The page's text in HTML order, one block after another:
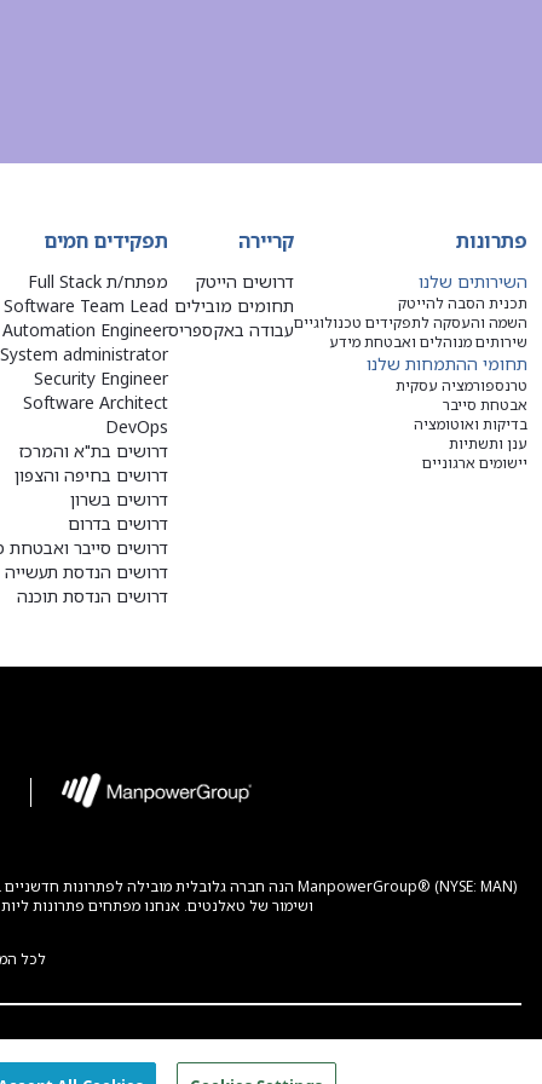
פתרונות
השירותים שלנו
תכנית הסבה להייטק
השמה והעסקה לתפקידים טכנולוגיים
שירותים מנוהלים ואבטחת מידע
תחומי ההתמחות שלנו
טרנספורמציה עסקית
אבטחת סייבר
בדיקות ואוטומציה
ענן ותשתיות
יישומים ארגוניים
קריירה
דרושים הייטק
תחומים מובילים
עבודה באקספריס
תפקידים חמים
מפתח/ת Full Stack
Software Team Lead
Automation Engineer
System administrator
Security Engineer
Software Architect
DevOps
דרושים בת"א והמרכז
דרושים בחיפה והצפון
דרושים בשרון
דרושים בדרום
דרושים סייבר ואבטחת
דרושים הנדסת תעשייה
דרושים הנדסת תוכנה
ושימור של טאלנטים. אנחנו מפתחים פתרונות ליותר מ-400,000 לקוחות בעולם ומחברים יותר מ-3 מיליון אנשים להזדמנויות לפיתוח מקצועי, בחברות וארגונים בכל הגדלים,
לכל